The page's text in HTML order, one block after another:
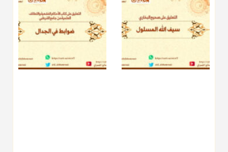
دفعزكاة الفطرللمسكين القريب صدقة وصلة وهو أفضل من
دفعها للبعيد ولا تغرك مظاهر ووظائف بعض الأقارب فإن
منذ 3 شهر